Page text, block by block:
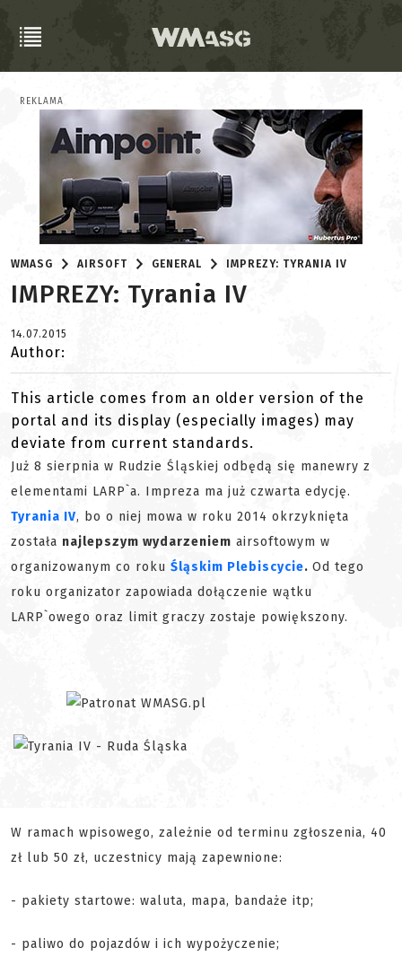
REKLAMA
WMASG AIRSOFT GENERAL IMPREZY: TYRANIA IV
IMPREZY: Tyrania IV
14.07.2015
Author:
This article comes from an older version of the
portal and its display (especially images) may
deviate from current standards.
Już 8 sierpnia w Rudzie Śląskiej odbędą się manewry z
elementami LARP`a. Impreza ma już czwarta edycję.
Tyrania IV, bo o niej mowa w roku 2014 okrzyknięta
została najlepszym wydarzeniem airsoftowym w
organizowanym co roku Śląskim Plebiscycie. Od tego
roku organizator zapowiada dołączenie wątku
LARP`owego oraz limit graczy zostaje powiększony.
W ramach wpisowego, zależnie od terminu zgłoszenia, 40
zł lub 50 zł, uczestnicy mają zapewnione:
- pakiety startowe: waluta, mapa, bandaże itp;
- paliwo do pojazdów i ich wypożyczenie;